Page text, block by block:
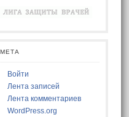
МЕТА
Войти
Лента записей
Лента комментариев
WordPress.org